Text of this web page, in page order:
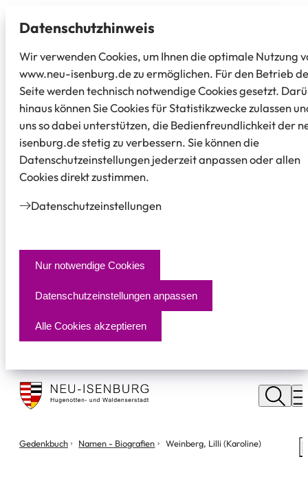
Datenschutz­hinweis
Wir verwenden Cookies, um Ihnen die optimale Nutzung
www.neu-isenburg.de zu ermöglichen. Für den Betrieb
Seite werden technisch notwendige Cookies gesetzt.
hinaus können Sie Cookies für Statistikzwecke zulassen
uns so dabei unterstützen, die Bedienfreundlichkeit der
isenburg.de stetig zu verbessern. Sie können die
Datenschutzeinstellungen jederzeit anpassen oder allen
Cookies direkt zustimmen.
Datenschutz­einstellungen
Nur notwendige Cookies
Datenschutzeinstellungen anpassen
Alle Cookies akzeptieren
Stadt
Neu
Isenburg
SieGedenkbuch Namen - Biografien Weinberg, Lilli (Karoline)